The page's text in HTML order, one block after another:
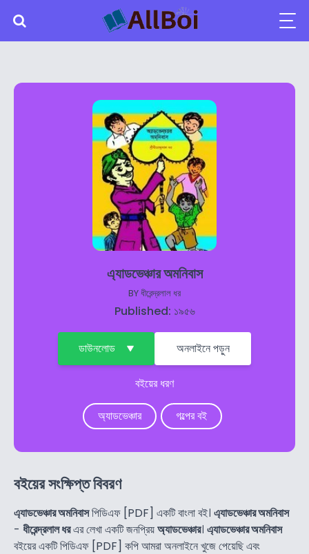
এ্যাডভেঞ্চার অমনিবাস
BYধীরেন্দ্রলাল ধর
Published: ১৯৫৬
ডাউনলোড অনলাইনে পড়ুন
বইয়ের ধরণ
অ্যাডভেঞ্চার গল্পের বই
বইয়ের সংক্ষিপ্ত বিবরণ
এ্যাডভেঞ্চার অমনিবাসপিডিএফ [PDF] একটি বাংলা বই। এ্যাডভেঞ্চার অমনিবাস
- ধীরেন্দ্রলাল ধরএর লেখা একটি জনপ্রিয়অ্যাডভেঞ্চার। এ্যাডভেঞ্চার অমনিবাস
বইয়ের একটি পিডিএফ [PDF] কপি আমরা অনলাইনে খুজে পেয়েছি এবং